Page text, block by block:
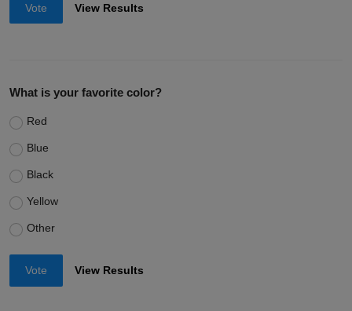
Vote View Results
What is your favorite color?
Red
Blue
Black
Yellow
Other
Vote View Results